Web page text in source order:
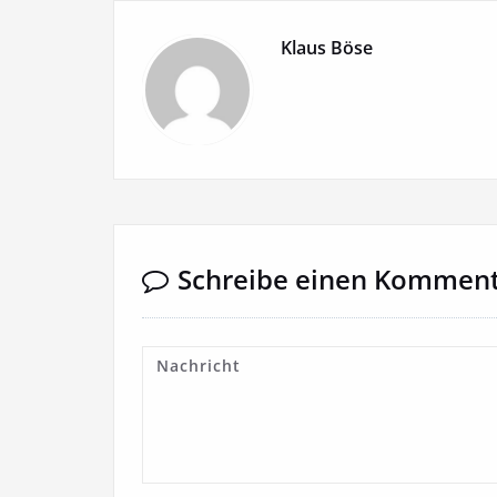
Klaus Böse
Schreibe einen